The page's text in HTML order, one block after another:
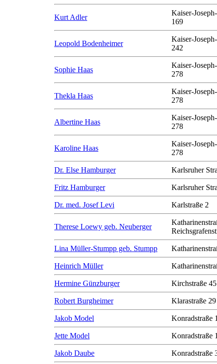
Kurt Adler
Kaiser-
169
Leopold Bodenheimer
Kaiser-
242
Sophie Haas
Kaiser-
278
Thekla Haas
Kaiser-
278
Albertine Haas
Kaiser-
278
Karoline Haas
Kaiser-
278
Dr. Else Hamburger Karlsruher
Fritz Hamburger Karlsruher
Dr. med. Josef Levi Karlstraße 2
Therese Loewy geb. Neuberger
Lina Müller-Stumpp geb. Stumpp
Heinrich Müller
Hermine Günzburger Kirchstraße 45
Robert Burgheimer Klarastraße 29
Jakob Model Konradstraße
Jette Model Konradstraße
Jakob Daube Konradstraße